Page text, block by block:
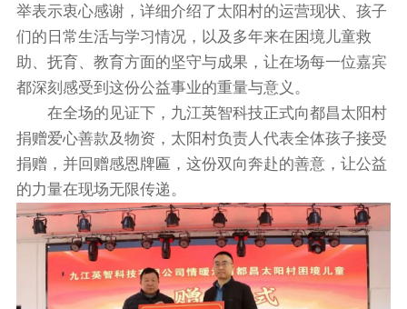
举表示衷心感谢，详细介绍了太阳村的运营现状、孩子
们的日常生活与学习情况，以及多年来在困境儿童救
助、抚育、教育方面的坚守与成果，让在场每一位嘉宾
都深刻感受到这份公益事业的重量与意义。
在全场的见证下，九江英智科技正式向都昌太阳村
捐赠爱心善款及物资，太阳村负责人代表全体孩子接受
捐赠，并回赠感恩牌匾，这份双向奔赴的善意，让公益
的力量在现场无限传递。